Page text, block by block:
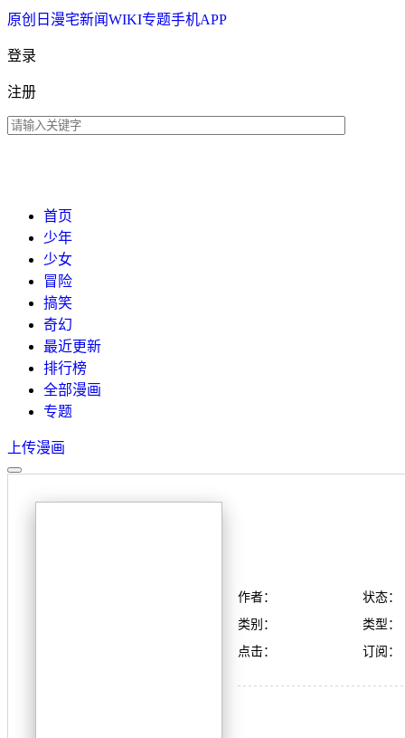
原创 日漫宅新闻WIKI专题手机APP
登录
注册
首页
少年
少女
冒险
搞笑
奇幻
最近更新
排行榜
全部漫画
专题
上传漫画
作者：
状态：
类别：
类型：
点击：
订阅：